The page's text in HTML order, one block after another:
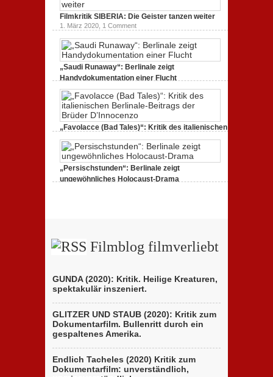
Filmkritik SIBERIA: Die Geister tanzen weiter
1. März 2020, 1 Comment
„Saudi Runaway“: Berlinale zeigt
Handydokumentation einer Flucht
„Favolacce (Bad Tales)“: Kritik des italienischen
Berlinale-Beitrags der Brüder D’Innocenzo
25. Februar 2020,2 Comments
„Persischstunden“: Berlinale zeigt
ungewöhnliches Holocaust-Drama
Filmblog filmverliebt
GUNDA (2020): Kritik. Heilige Kreaturen,
spektakulär inszeniert.
GLITZER UND STAUB (2020): Kritik zum
Dokumentarfilm. Bullenritt durch ein
gespaltenes Amerika.
Endlich Tacheles (2020) Kritik zum
Dokumentarfilm: unverständlich,